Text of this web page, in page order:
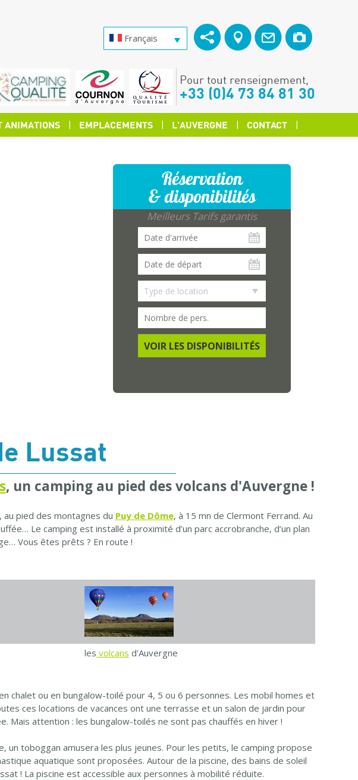
Français
Pour tout renseignement,
+33 (0)4 73 84 81 30
ANIMATIONS EMPLACEMENTS L'AUVERGNE CONTACT
Réservation
& disponibilités
Meilleurs Tarifs garantis
VOIR LES DISPONIBILITÉS
Lussat
, un camping au pied des volcans d'Auvergne !
au pied des montagnes du Puy de Dôme, à 15 mn de Clermont Ferrand. Au
Le camping est installé à proximité d’un parc accrobranche, d’un plan
Vous êtes prêts ? En route !
les volcans d'Auvergne
chalet ou en bungalow-toilé pour 4, 5 ou 6 personnes. Les mobil homes et
ces locations de vacances ont une terrasse et un salon de jardin pour
Mais attention : les bungalow-toilés ne sont pas chauffés en hiver !
un toboggan amusera les plus jeunes. Pour les petits, le camping propose
aquatique sont proposées. Autour de la piscine, des bains de soleil
! La piscine est accessible aux personnes à mobilité réduite.